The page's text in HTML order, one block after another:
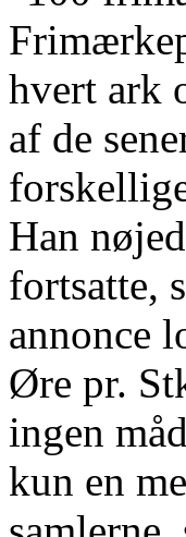
hvert ark
af de
Han
fortsatte,
annonce
Øre pr.
ingen
kun en